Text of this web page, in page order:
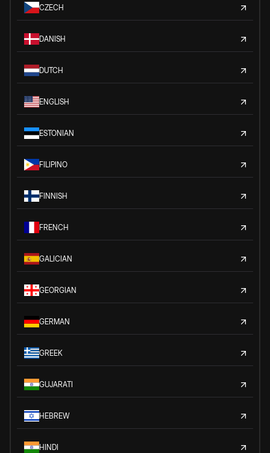
CZECH
DANISH
DUTCH
ENGLISH
ESTONIAN
FILIPINO
FINNISH
FRENCH
GALICIAN
GEORGIAN
GERMAN
GREEK
GUJARATI
HEBREW
HINDI